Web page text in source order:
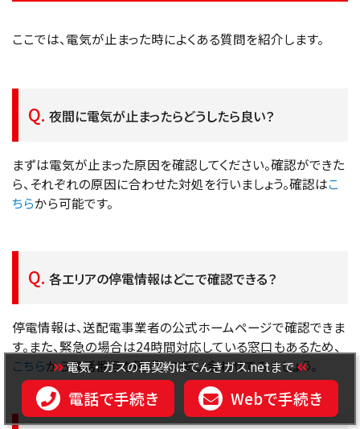
ここでは、電気が止まった時によくある質問を紹介します。
夜間に電気が止まったらどうしたら良い？
まずは電気が止まった原因を確認してください。確認ができた
ら、それぞれの原因に合わせた対処を行いましょう。確認はこ
ちらから可能です。
各エリアの停電情報はどこで確認できる？
停電情報は、送配電事業者の公式ホームページで確認できま
す。また、緊急の場合は24時間対応している窓口もあるため、
こちらから電話番号を確認して問い合わせてみましょう。
電気・ガスの再契約はでんきガス.netまで
電話で手続き Webで手続き